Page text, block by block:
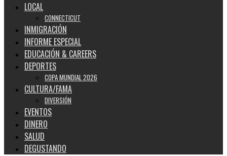
LOCAL
CONNECTICUT
INMIGRACIÓN
INFORME ESPECIAL
EDUCACIÓN & CAREERS
DEPORTES
COPA MUNDIAL 2026
CULTURA/FAMA
DIVERSIÓN
EVENTOS
DINERO
SALUD
DEGUSTANDO